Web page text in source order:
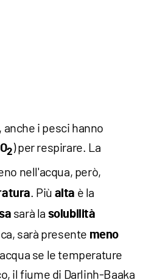
i pesci hanno
O2) per respirare. La
nell'acqua, però,
. Più alta è la
sarà la solubilità
sarà presente meno
se le temperature
il fiume di Darlinh-Baaka